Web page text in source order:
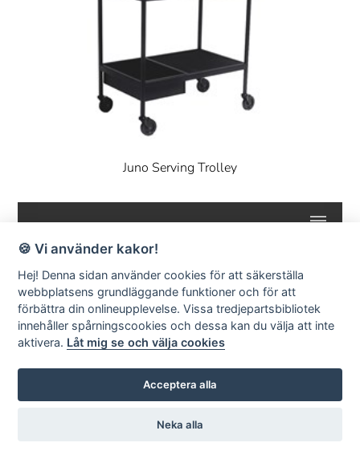
Juno Serving Trolley
SMD Design · Idrottsvägen 4 · S-333 75 Reftele Sweden · tel +46
(0)371-207 60 ·info@smddesign.se
StudioB3 Showroom · Barnhusgatan 3 · S-111 23 Stockholm · tel
08-214231 ·www.studiob3.se
facebook instagram
© SMD Design AB | Publiceringsverktyg:KEYnet
🍪 Vi använder kakor!
Hej! Denna sidan använder cookies för att säkerställa
webbplatsens grundläggande funktioner och för att
förbättra din onlineupplevelse. Vissa tredjepartsbibliotek
innehåller spårningscookies och dessa kan du välja att inte
aktivera. Låt mig se och välja cookies
Acceptera alla
Neka alla